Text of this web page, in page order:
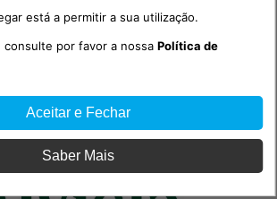
está a permitir a sua utilização.
consulte por favor a nossaPolítica de
Aceitar e Fechar
Saber Mais